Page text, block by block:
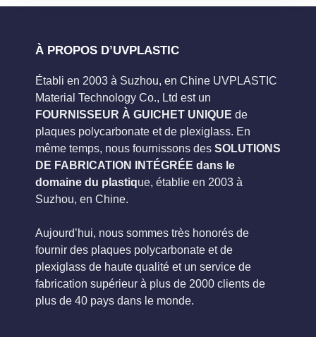
À PROPOS D’UVPLASTIC
Établi en 2003 à Suzhou, en Chine UVPLASTIC
Material Technology Co., Ltd est un
FOURNISSEUR À GUICHET UNIQUE de
plaques polycarbonate et de plexiglass. En
même temps, nous fournissons des SOLUTIONS
DE FABRICATION INTÉGRÉE dans le
domaine du plastique, établie en 2003 à
Suzhou, en Chine.
Aujourd’hui, nous sommes très honorés de
fournir des plaques polycarbonate et de
plexiglass de haute qualité et un service de
fabrication supérieur à plus de 2000 clients de
plus de 40 pays dans le monde.